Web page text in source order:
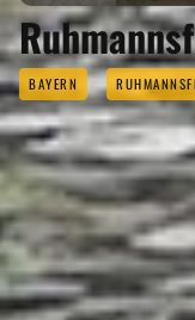
BAYERN
Eigenen